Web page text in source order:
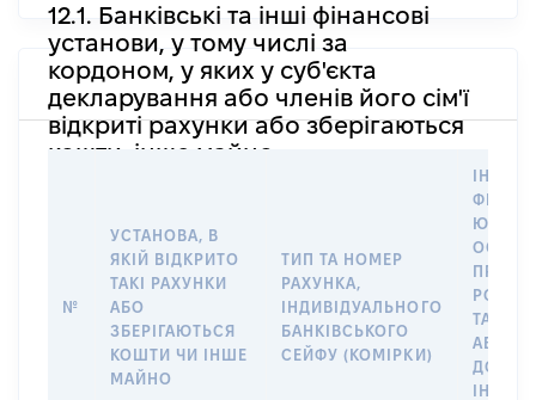
12.1. Банківські та інші фінансові
установи, у тому числі за
кордоном, у яких у суб'єкта
декларування або членів його сім'ї
відкриті рахунки або зберігаються
кошти, інше майно
№
УСТАНОВА, В
ЯКІЙ ВІДКРИТО
ТАКІ РАХУНКИ
АБО
ЗБЕРІГАЮТЬСЯ
КОШТИ ЧИ ІНШЕ
МАЙНО
ТИП ТА НОМЕР
РАХУНКА,
ІНДИВІДУАЛЬНОГО
БАНКІВСЬКОГО
СЕЙФУ (КОМІРКИ)
ПРАВО
ТАКИМ
АБО
ДО